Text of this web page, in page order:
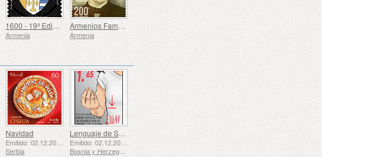
1600 - 19ª Edición Definitiva, Escudos de Armas Armenios
Armenia
Armenios Famosos - 200 Aniversario de Nubar Nubarian, Nubar Pasha
Armenia
Navidad
Emitido: 02.12.2025
Serbia
Lenguaje de Señas - Bueno
Emitido: 02.12.2025
Bosnia y Herzegovina - República de Srpska